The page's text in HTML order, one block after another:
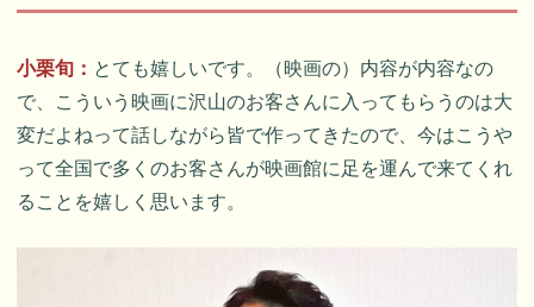
小栗旬： とても嬉しいです。（映画の）内容が内容なの
で、こういう映画に沢山のお客さんに入ってもらうのは大
変だよねって話しながら皆で作ってきたので、今はこうや
って全国で多くのお客さんが映画館に足を運んで来てくれ
ることを嬉しく思います。